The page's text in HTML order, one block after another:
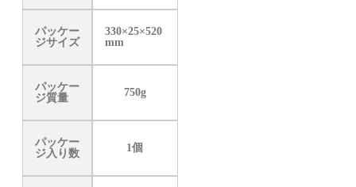
パッケー
ジサイズ
330×25×520
mm
パッケー
ジ質量
750g
パッケー
ジ入り数
1個